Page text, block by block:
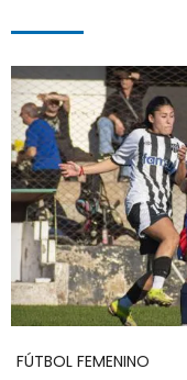
FÚTBOL FEMENINO